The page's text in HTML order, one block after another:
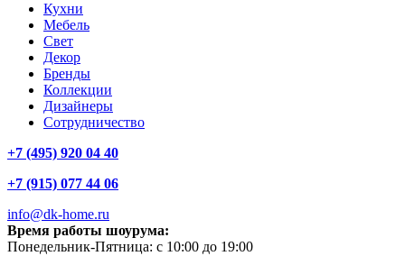
Кухни
Мебель
Свет
Декор
Бренды
Коллекции
Дизайнеры
Сотрудничество
+7 (495) 920 04 40
+7 (915) 077 44 06
info@dk-home.ru
Время работы шоурума:
Понедельник-Пятница: c 10:00 до 19:00